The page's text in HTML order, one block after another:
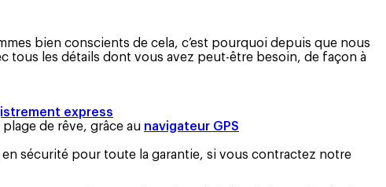
bien conscients de cela, c’est pourquoi depuis que nous
tous les détails dont vous avez peut-être besoin, de façon à
express
de rêve, grâce au navigateur GPS
sécurité pour toute la garantie, si vous contractez notre